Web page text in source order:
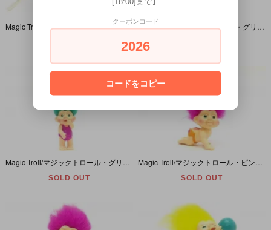
Magic Troll Babies/マジックトロール ベイビース・PVCフィギュア付きストロー/ヤケ有
SOLD OUT SOLD OUT
クーポンコード
2026
コードをコピー